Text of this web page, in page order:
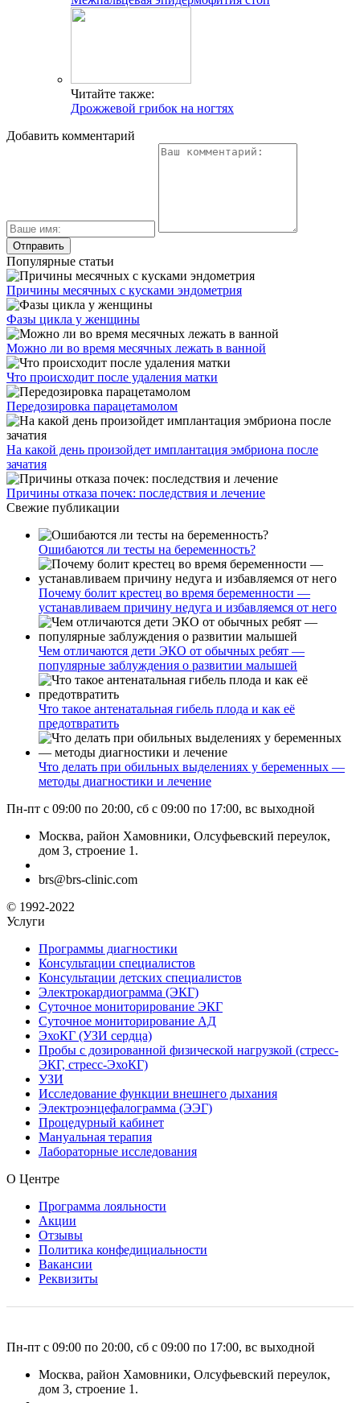
Читайте также:
Дрожжевой грибок на ногтях
Добавить комментарий
Популярные статьи
Причины месячных с кусками эндометрия
Фазы цикла у женщины
Можно ли во время месячных лежать в ванной
Что происходит после удаления матки
Передозировка парацетамолом
На какой день произойдет имплантация эмбриона после
зачатия
Причины отказа почек: последствия и лечение
Свежие публикации
Ошибаются ли тесты на беременность?
Почему болит крестец во время беременности —
устанавливаем причину недуга и избавляемся от него
Чем отличаются дети ЭКО от обычных ребят —
популярные заблуждения о развитии малышей
Что такое антенатальная гибель плода и как её
предотвратить
Что делать при обильных выделениях у беременных —
методы диагностики и лечение
Пн-пт с 09:00 по 20:00, сб с 09:00 по 17:00, вс выходной
Москва, район Хамовники, Олсуфьевский переулок,
дом 3, строение 1.
brs@brs-clinic.com
© 1992-2022
Услуги
Программы диагностики
Консультации специалистов
Консультации детских специалистов
Электрокардиограмма (ЭКГ)
Суточное мониторирование ЭКГ
Суточное мониторирование АД
ЭхоКГ (УЗИ сердца)
Пробы с дозированной физической нагрузкой (стресс-
ЭКГ, стресс-ЭхоКГ)
УЗИ
Исследование функции внешнего дыхания
Электроэнцефалограмма (ЭЭГ)
Процедурный кабинет
Мануальная терапия
Лабораторные исследования
О Центре
Программа лояльности
Акции
Отзывы
Политика конфедициальности
Вакансии
Реквизиты
Пн-пт с 09:00 по 20:00, сб с 09:00 по 17:00, вс выходной
Москва, район Хамовники, Олсуфьевский переулок,
дом 3, строение 1.